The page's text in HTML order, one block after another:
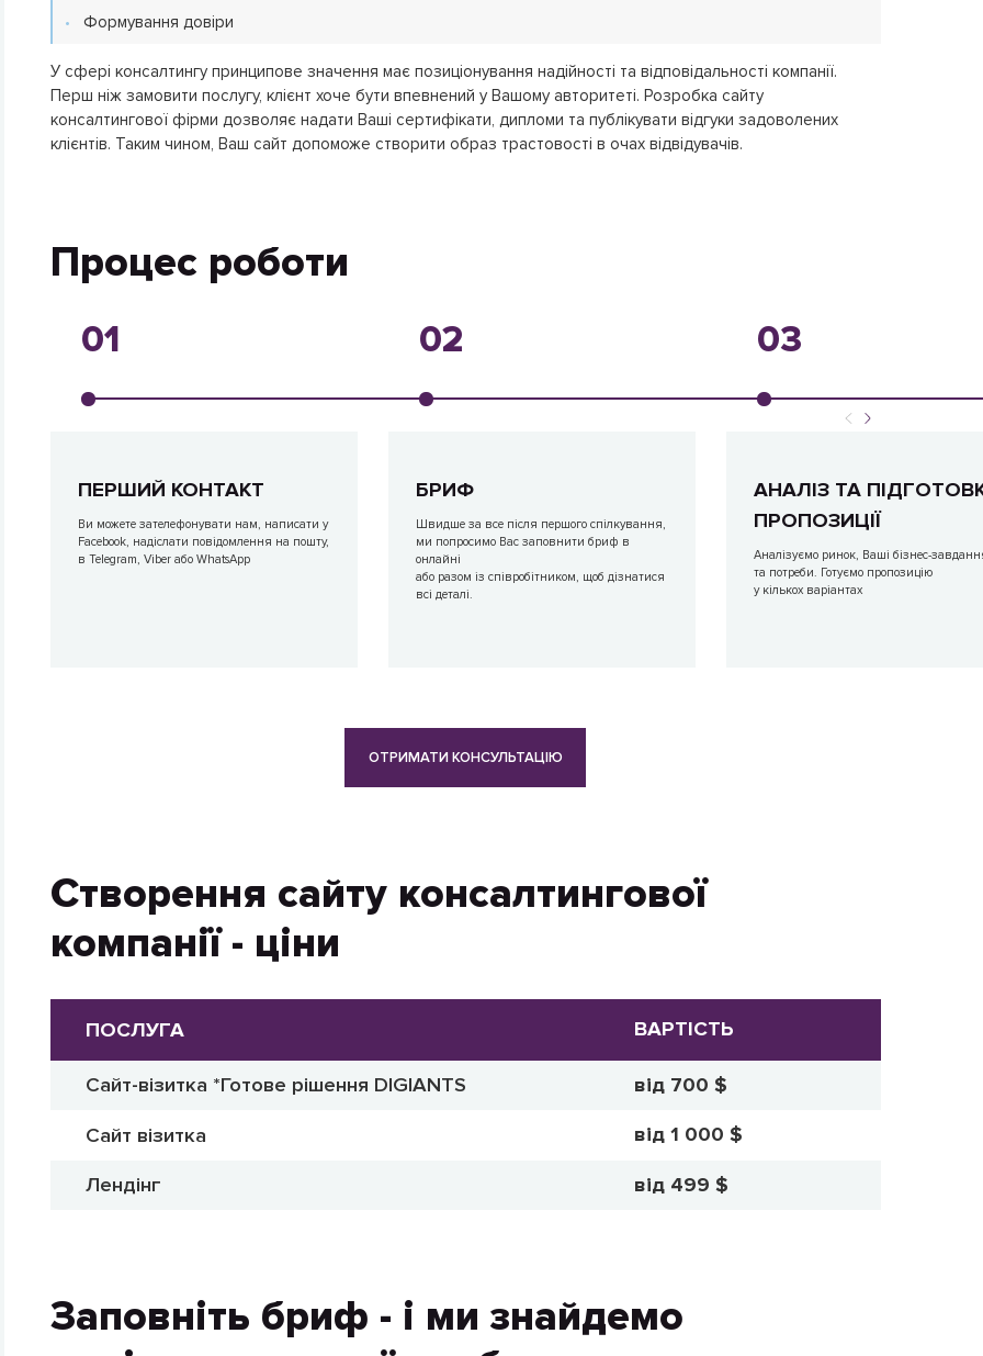
Формування довіри
У сфері консалтингу принципове значення має позиціонування надійності та відповідальності компанії.
Перш ніж замовити послугу, клієнт хоче бути впевнений у Вашому авторитеті. Розробка сайту
консалтингової фірми дозволяє надати Ваші сертифікати, дипломи та публікувати відгуки задоволених
клієнтів. Таким чином, Ваш сайт допоможе створити образ трастовості в очах відвідувачів.
Процес роботи
01
ПЕРШИЙ КОНТАКТ
Ви можете зателефонувати нам, написати у
Facebook, надіслати повідомлення на пошту,
в Telegram, Viber або WhatsApp
02
БРИФ
Швидше за все після першого спілкування,
ми попросимо Вас заповнити бриф в
онлайні
або разом із співробітником, щоб дізнатися
всі деталі.
03
АНАЛІЗ ТА
ПРОПОЗИЦІЇ
Аналізуємо ринок, Ваші бізнес-
та потреби. Готуємо пропозицію
у кількох варіантах
ОТРИМАТИ КОНСУЛЬТАЦІЮ
Створення сайту консалтингової
компанії - ціни
ПОСЛУГА ВАРТІСТЬ
Сайт-візитка *Готове рішення DIGIANTS
від 700 $
Сайт візитка
від 1 000 $
Лендінг
від 499 $
Заповніть бриф - і ми знайдемо